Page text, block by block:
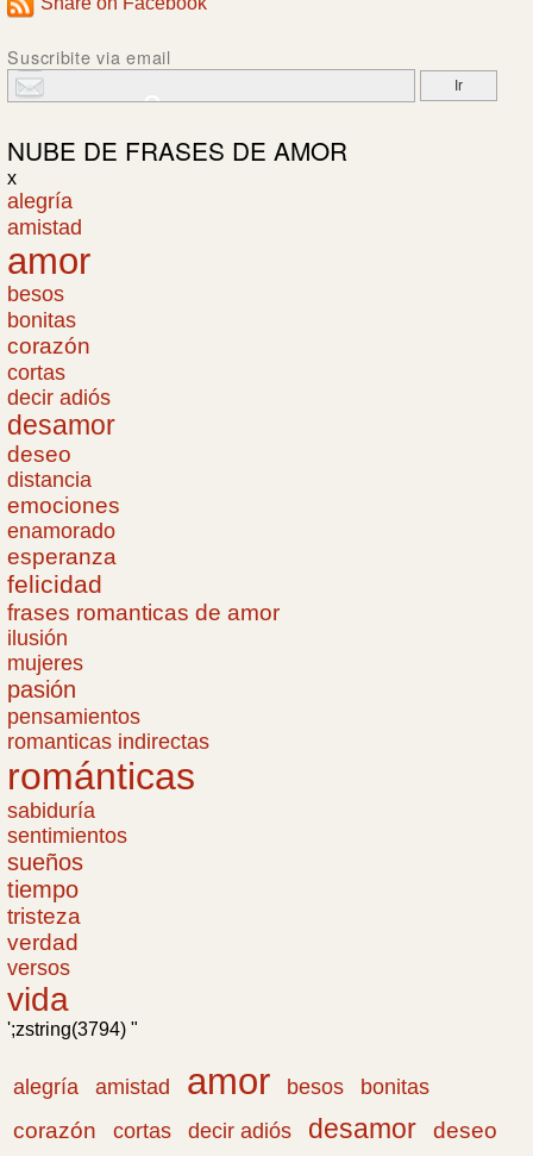
Suscribite via email
NUBE DE FRASES DE AMOR
x
alegría
amistad
amor
besos
bonitas
corazón
cortas
decir adiós
desamor
deseo
distancia
emociones
enamorado
esperanza
felicidad
frases romanticas de amor
ilusión
mujeres
pasión
pensamientos
romanticas indirectas
románticas
sabiduría
sentimientos
sueños
tiempo
tristeza
verdad
versos
vida
';zstring(3794) "
alegría amistad amor besos
bonitas
corazón
cortas decir adiós desamor deseo